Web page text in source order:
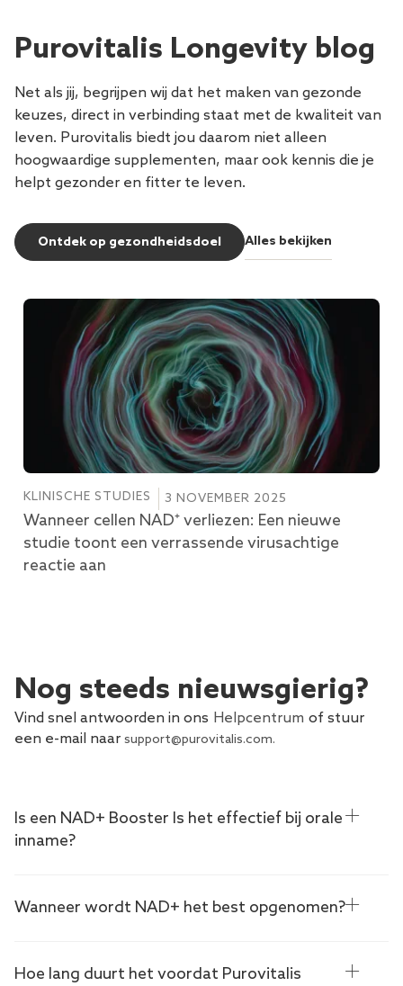
Purovitalis Longevity blog
Net als jij, begrijpen wij dat het maken van gezonde
keuzes, direct in verbinding staat met de kwaliteit van
leven. Purovitalis biedt jou daarom niet alleen
hoogwaardige supplementen, maar ook kennis die je
helpt gezonder en fitter te leven.
Ontdek op gezondheidsdoel Alles bekijken
KLINISCHE STUDIES 3 NOVEMBER 2025
Wanneer cellen NAD⁺ verliezen: Een nieuwe
studie toont een verrassende virusachtige
reactie aan
Nog steeds nieuwsgierig?
Vind snel antwoorden in ons Helpcentrum of stuur
een e-mail naar support@purovitalis.com.
Is een NAD+ Booster Is het effectief bij orale
inname?
Wanneer wordt NAD+ het best opgenomen?
Hoe lang duurt het voordat Purovitalis